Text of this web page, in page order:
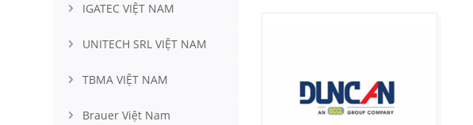
IGATEC VIỆT NAM
UNITECH SRL VIỆT NAM
TBMA VIỆT NAM
Brauer Việt Nam